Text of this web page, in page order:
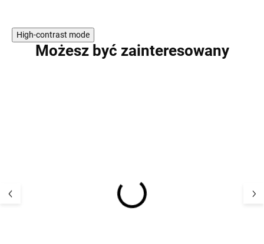
High-contrast mode
Możesz być zainteresowany